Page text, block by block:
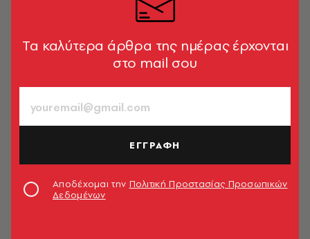
Η διεθνής χορεύτρια και χορογράφος μιλά για τη
μαθητεία της δίπλα στην κορυφαία Γερμανίδα
Ειρήνη Παδουβά
Tα καλύτερα άρθρα της ημέρας έρχονται
στο mail σου
ΕΓΓΡΑΦΗ
Αποδέχομαι την Πολιτική Προστασίας Προσωπικών
Δεδομένων